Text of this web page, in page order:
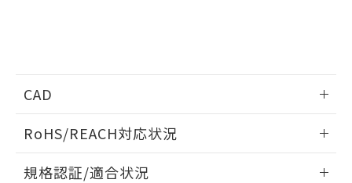
CAD
ドすることができます。
RoHS/REACH対応状況
規格認証/適合状況